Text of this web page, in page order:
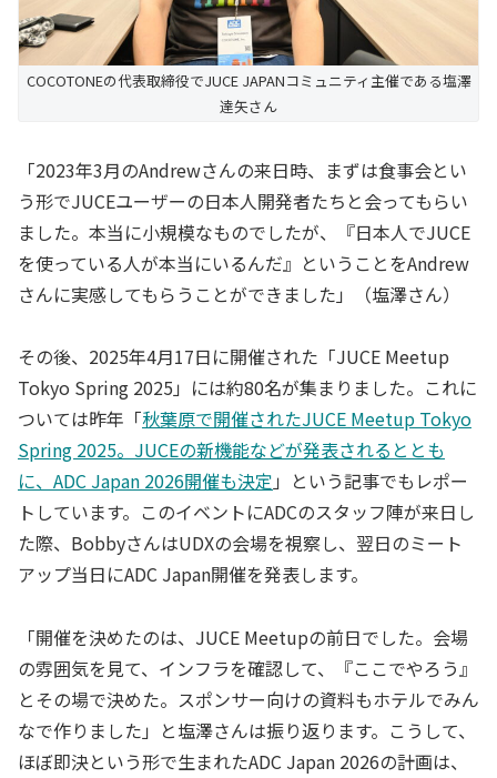
COCOTONEの代表取締役でJUCE JAPANコミュニティ主催である塩澤
達矢さん
「2023年3月のAndrewさんの来日時、まずは食事会とい
う形でJUCEユーザーの日本人開発者たちと会ってもらい
ました。本当に小規模なものでしたが、『日本人でJUCE
を使っている人が本当にいるんだ』ということをAndrew
さんに実感してもらうことができました」（塩澤さん）
その後、2025年4月17日に開催された「JUCE Meetup
Tokyo Spring 2025」には約80名が集まりました。これに
ついては昨年「秋葉原で開催されたJUCE Meetup Tokyo
Spring 2025。JUCEの新機能などが発表されるととも
に、ADC Japan 2026開催も決定 」という記事でもレポー
トしています。このイベントにADCのスタッフ陣が来日し
た際、BobbyさんはUDXの会場を視察し、翌日のミート
アップ当日にADC Japan開催を発表します。
「開催を決めたのは、JUCE Meetupの前日でした。会場
の雰囲気を見て、インフラを確認して、『ここでやろう』
とその場で決めた。スポンサー向けの資料もホテルでみん
なで作りました」と塩澤さんは振り返ります。こうして、
ほぼ即決という形で生まれたADC Japan 2026の計画は、